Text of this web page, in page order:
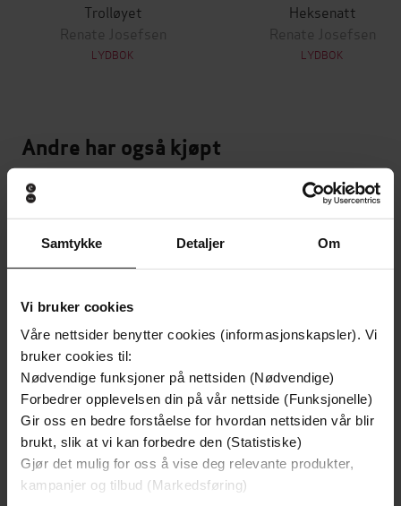
Samtykke Detaljer Om
Vi bruker cookies
Våre nettsider benytter cookies (informasjonskapsler). Vi
bruker cookies til:
Nødvendige funksjoner på nettsiden (Nødvendige)
Forbedrer opplevelsen din på vår nettside (Funksjonelle)
Gir oss en bedre forståelse for hvordan nettsiden vår blir
brukt, slik at vi kan forbedre den (Statistiske)
Gjør det mulig for oss å vise deg relevante produkter,
kampanjer og tilbud (Markedsføring)
Trolløyet
Renate Josefsen
LYDBOK
Heksenatt
Renate Josefsen
LYDBOK
Andre har også kjøpt
Vinner av Rivertonprisen
199,-
Minnesota
Premium
Første gang på tilbud
349,-